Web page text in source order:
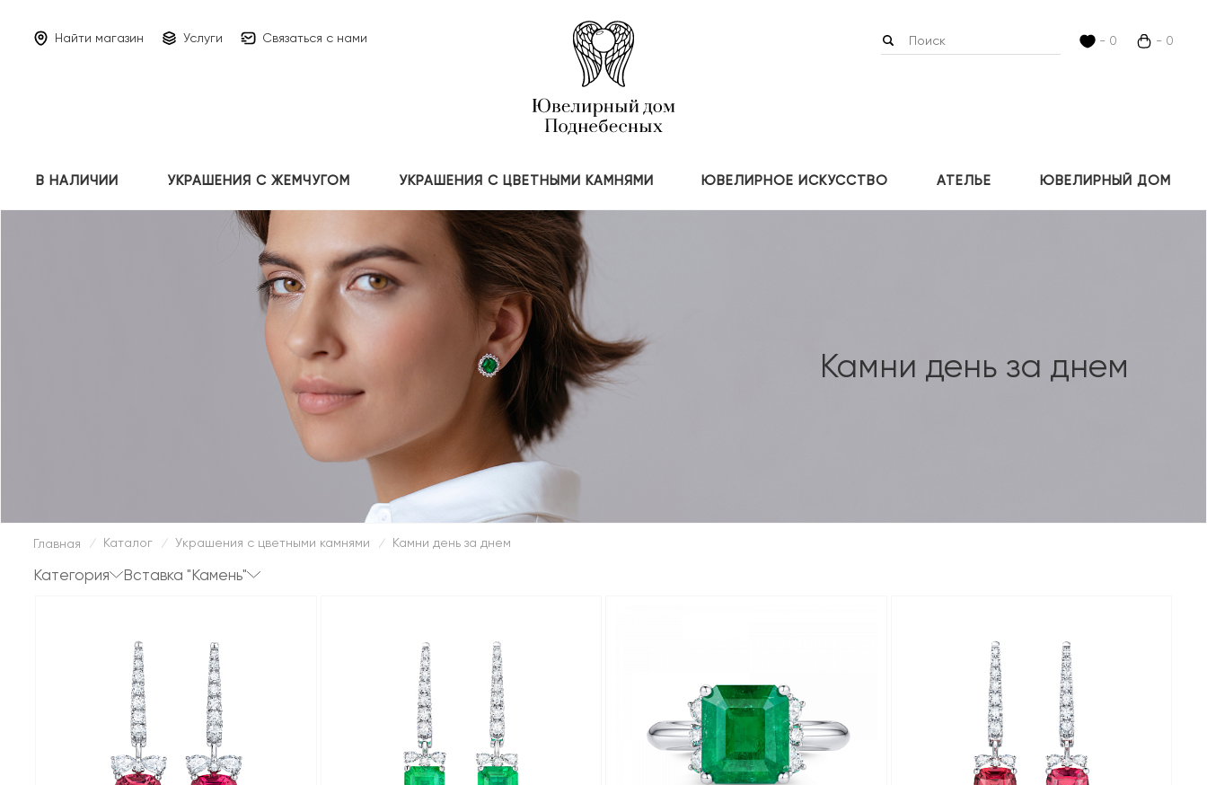
Найти магазин Услуги Связаться с нами - 0 - 0
В НАЛИЧИИ УКРАШЕНИЯ С ЖЕМЧУГОМ УКРАШЕНИЯ С ЦВЕТНЫМИ КАМНЯМИ ЮВЕЛИРНОЕ ИСКУССТВО АТЕЛЬЕ ЮВЕЛИРНЫЙ ДОМ
Камни день за днем
Главная / Каталог / Украшения с цветными камнями / Камни день за днем
Категория Вставка "Камень"